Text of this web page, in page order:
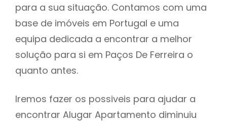
para a sua situação. Contamos com uma
base de imóveis em Portugal e uma
equipa dedicada a encontrar a melhor
solução para si em Paços De Ferreira o
quanto antes.
Iremos fazer os possiveis para ajudar a
encontrar Alugar Apartamento diminuiu